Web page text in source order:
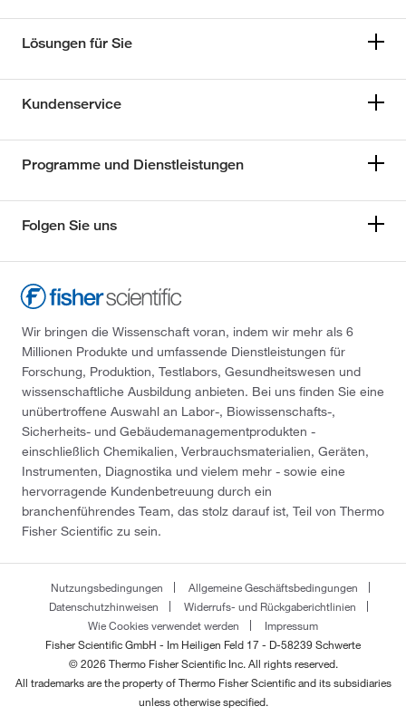
Lösungen für Sie
Kundenservice
Programme und Dienstleistungen
Folgen Sie uns
Wir bringen die Wissenschaft voran, indem wir mehr als 6
Millionen Produkte und umfassende Dienstleistungen für
Forschung, Produktion, Testlabors, Gesundheitswesen und
wissenschaftliche Ausbildung anbieten. Bei uns finden Sie eine
unübertroffene Auswahl an Labor-, Biowissenschafts-,
Sicherheits- und Gebäudemanagementprodukten -
einschließlich Chemikalien, Verbrauchsmaterialien, Geräten,
Instrumenten, Diagnostika und vielem mehr - sowie eine
hervorragende Kundenbetreuung durch ein
branchenführendes Team, das stolz darauf ist, Teil von Thermo
Fisher Scientific zu sein.
Nutzungsbedingungen
Allgemeine Geschäftsbedingungen
Datenschutzhinweisen
Widerrufs- und Rückgaberichtlinien
Wie Cookies verwendet werden
Impressum
Fisher Scientific GmbH - Im Heiligen Feld 17 - D-58239 Schwerte
© 2026 Thermo Fisher Scientific Inc. All rights reserved.
All trademarks are the property of Thermo Fisher Scientific and its subsidiaries
unless otherwise specified.